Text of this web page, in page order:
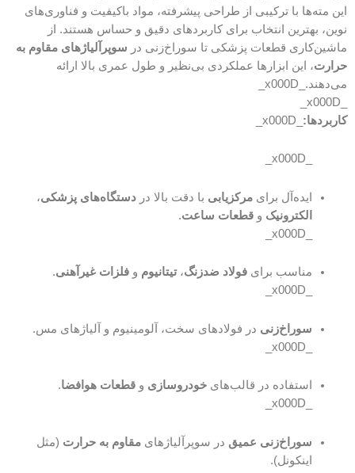
این مته‌ها با ترکیبی از طراحی پیشرفته، مواد باکیفیت و فناوری‌های
نوین، بهترین انتخاب برای کاربردهای دقیق و حساس هستند. از
ماشین‌کاری قطعات پزشکی تا سوراخ‌زنی در سوپرآلیاژهای مقاوم به
حرارت، این ابزارها عملکردی بی‌نظیر و طول عمری بالا ارائه
می‌دهند._x000D_
کاربردها:
ایده‌آل برای مرکزیابی با دقت بالا در دستگاه‌های پزشکی،
الکترونیک و قطعات ساعت.
مناسب برای فولاد ضدزنگ،تیتانیوم و فلزات غیرآهنی.
سوراخ‌زنی در فولادهای سخت، آلومینیوم و آلیاژهای مس.
استفاده در قالب‌های خودروسازی و قطعات هوافضا.
سوراخ‌زنی عمیق در سوپرآلیاژهای مقاوم به حرارت (مثل
اینکونل).